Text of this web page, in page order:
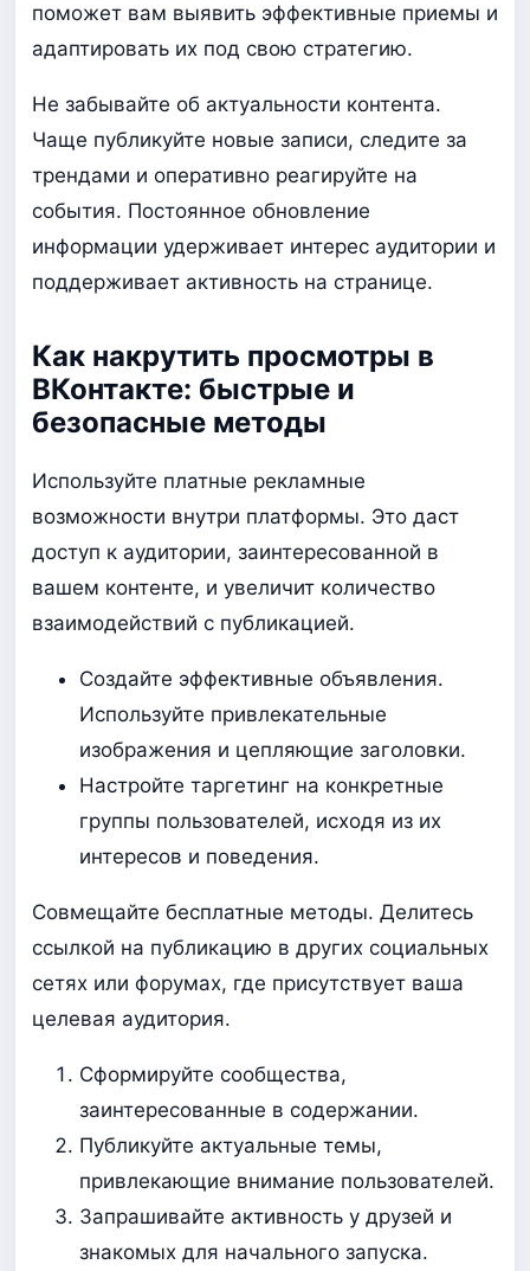
поможет вам выявить эффективные приемы и
адаптировать их под свою стратегию.
Не забывайте об актуальности контента.
Чаще публикуйте новые записи, следите за
трендами и оперативно реагируйте на
события. Постоянное обновление
информации удерживает интерес аудитории и
поддерживает активность на странице.
Как накрутить просмотры в
ВКонтакте: быстрые и
безопасные методы
Используйте платные рекламные
возможности внутри платформы. Это даст
доступ к аудитории, заинтересованной в
вашем контенте, и увеличит количество
взаимодействий с публикацией.
Создайте эффективные объявления.
Используйте привлекательные
изображения и цепляющие заголовки.
Настройте таргетинг на конкретные
группы пользователей, исходя из их
интересов и поведения.
Совмещайте бесплатные методы. Делитесь
ссылкой на публикацию в других социальных
сетях или форумах, где присутствует ваша
целевая аудитория.
Сформируйте сообщества,
заинтересованные в содержании.
Публикуйте актуальные темы,
привлекающие внимание пользователей.
Запрашивайте активность у друзей и
знакомых для начального запуска.